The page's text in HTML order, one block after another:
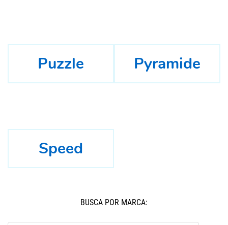
Puzzle Pyramide
Speed
BUSCÁ POR MARCA: